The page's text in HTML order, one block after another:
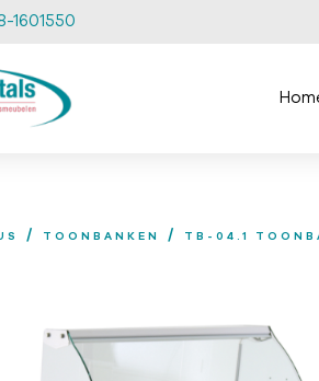
1601550
/ TOONBANKEN / TB-04.1